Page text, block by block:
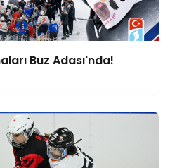
Buz Adası'nda!